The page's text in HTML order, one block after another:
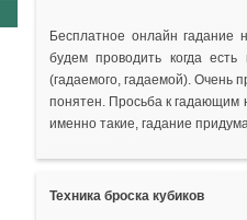
Бесплатное онлайн гадание
будем проводить когда есть
(гадаемого, гадаемой). Очень
понятен. Просьба к гадающим
именно такие, гадание
Техника броска кубиков